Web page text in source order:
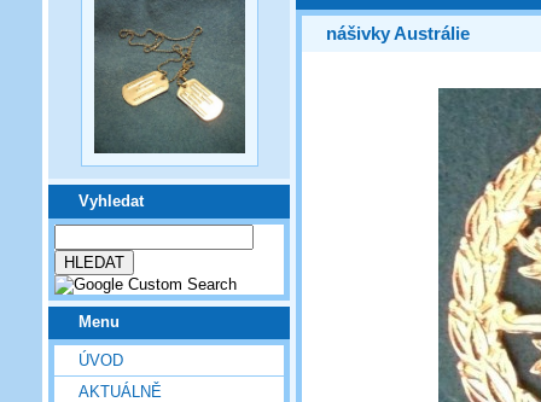
Vyhledat
Menu
ÚVOD
AKTUÁLNĚ
nášivky Austrálie